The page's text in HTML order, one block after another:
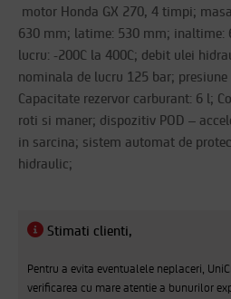
motor Honda GX 270, 4 timpi;
630 mm; latime: 530 mm; inaltime:
lucru: -200C la 400C; debit ulei
nominala de lucru 125 bar;
Capacitate rezervor carburant: 6 l;
roti si maner; dispozitiv POD –
in sarcina; sistem automat de
hidraulic;
Stimati clienti,
Pentru a evita eventualele neplaceri,
verificarea cu mare atentie a bunurilor